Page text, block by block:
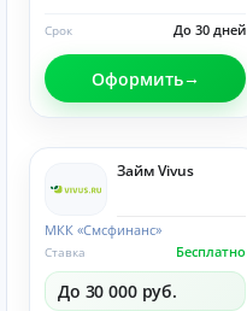
До 30 дней
Срок
Оформить
Займ Vivus
МКК «Смсфинанс»
Бесплатно
Ставка
До 30 000 руб.